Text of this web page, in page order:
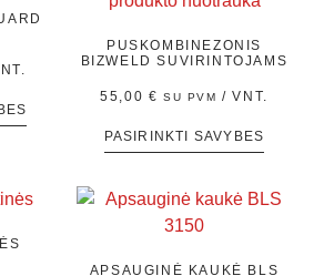
PUSKOMBINEZONIS
BIZWELD SUVIRINTOJAMS
55,00 € SU PVM / VNT.
PASIRINKTI SAVYBES
APSAUGINĖ KAUKĖ BLS